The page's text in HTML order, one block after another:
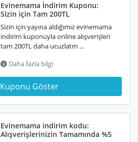
Evinemama İndirim Kuponu:
Sizin için Tam 200TL
Sizin için yayına aldığımız evinemama
indirim kuponuyla online alışverişleri
tam 200TL daha ucuzlatm ...
Daha fazla bilgi
Kuponu Göster
Evinemama indirim kodu:
Alışverişlerinizin Tamamında %5